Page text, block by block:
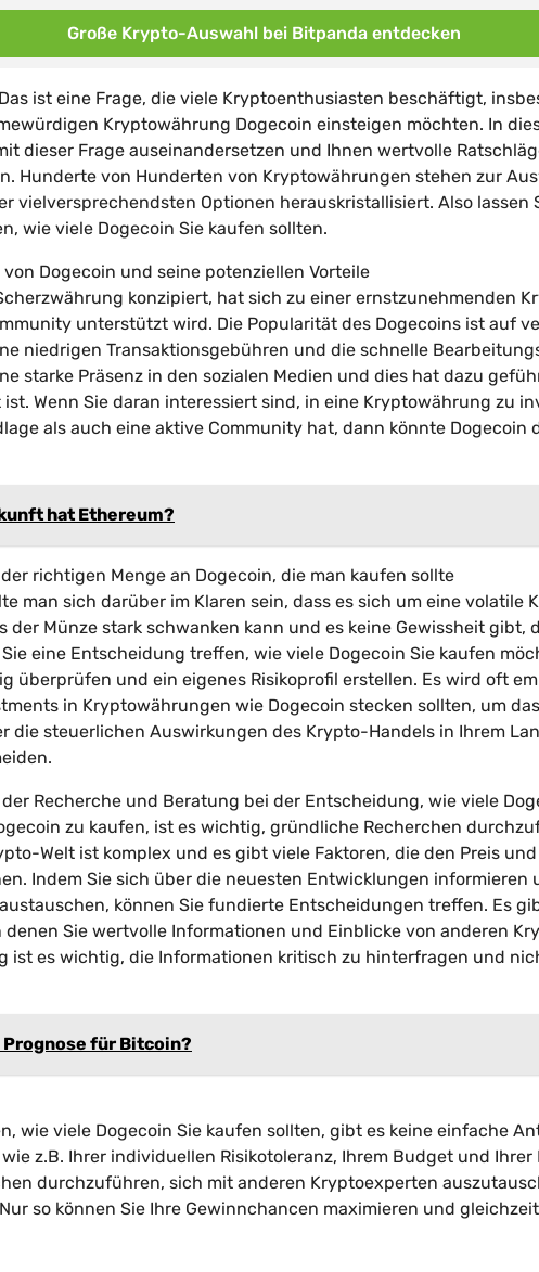
Große Krypto-Auswahl bei Bitpanda entdecken
ist eine Frage, die viele Kryptoenthusiasten beschäftigt,
Kryptowährung Dogecoin einsteigen möchten. In
dieser Frage auseinandersetzen und Ihnen wertvolle
Hunderte von Hunderten von Kryptowährungen stehen zur
vielversprechendsten Optionen herauskristallisiert. Also lassen
wie viele Dogecoin Sie kaufen sollten.
Dogecoin und seine potenziellen Vorteile
konzipiert, hat sich zu einer ernstzunehmenden
unterstützt wird. Die Popularität des Dogecoins ist auf
niedrigen Transaktionsgebühren und die schnelle
starke Präsenz in den sozialen Medien und dies hat dazu
Wenn Sie daran interessiert sind, in eine Kryptowährung zu
als auch eine aktive Community hat, dann könnte Dogecoin
hat Ethereum?
richtigen Menge an Dogecoin, die man kaufen sollte
man sich darüber im Klaren sein, dass es sich um eine volatile
der Münze stark schwanken kann und es keine Gewissheit gibt,
eine Entscheidung treffen, wie viele Dogecoin Sie kaufen
überprüfen und ein eigenes Risikoprofil erstellen. Es wird oft
in Kryptowährungen wie Dogecoin stecken sollten, um
die steuerlichen Auswirkungen des Krypto-Handels in Ihrem
Recherche und Beratung bei der Entscheidung, wie viele
zu kaufen, ist es wichtig, gründliche Recherchen
Welt ist komplex und es gibt viele Faktoren, die den Preis
Indem Sie sich über die neuesten Entwicklungen informieren
können Sie fundierte Entscheidungen treffen. Es
denen Sie wertvolle Informationen und Einblicke von anderen
ist es wichtig, die Informationen kritisch zu hinterfragen und
Prognose für Bitcoin?
wie viele Dogecoin Sie kaufen sollten, gibt es keine einfache
z.B. Ihrer individuellen Risikotoleranz, Ihrem Budget und
durchzuführen, sich mit anderen Kryptoexperten
so können Sie Ihre Gewinnchancen maximieren und